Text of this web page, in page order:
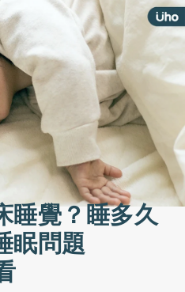
睡覺？睡多久
眠問題